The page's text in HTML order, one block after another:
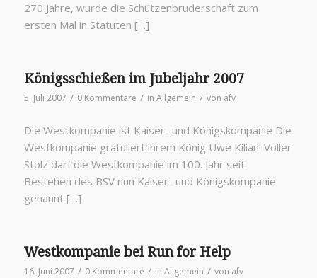
270 Jahre, wurde die Schützenbruderschaft zum
ersten Mal in Statuten […]
Königsschießen im Jubeljahr 2007
5. Juli 2007 / 0 Kommentare / in Allgemein / von afv
Die Westkompanie ist Kaiser- und Königskompanie Die
Westkompanie gratuliert ihrem König Uwe Kilian! Voller
Stolz darf die Westkompanie im 100. Jahr seit
Bestehen des BSV nun Kaiser- und Königskompanie
genannt […]
Westkompanie bei Run for Help
16. Juni 2007 / 0 Kommentare / in Allgemein / von afv